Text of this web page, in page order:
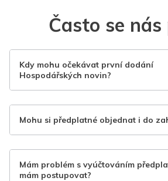
Často se
Kdy mohu očekávat první dodání
Hospodářských novin?
Mohu si předplatné objednat i do
Mám problém s vyúčtováním
mám postupovat?